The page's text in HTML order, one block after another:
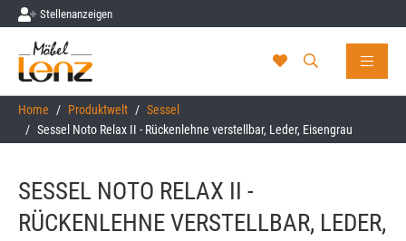
Skip to main content
Stellenanzeigen
You are here:
Home Produktwelt
Sessel
Sessel Noto Relax II - Rückenlehne verstellbar, Leder, Eisengrau
SESSEL NOTO RELAX II -
RÜCKENLEHNE VERSTELLBAR, LEDER,